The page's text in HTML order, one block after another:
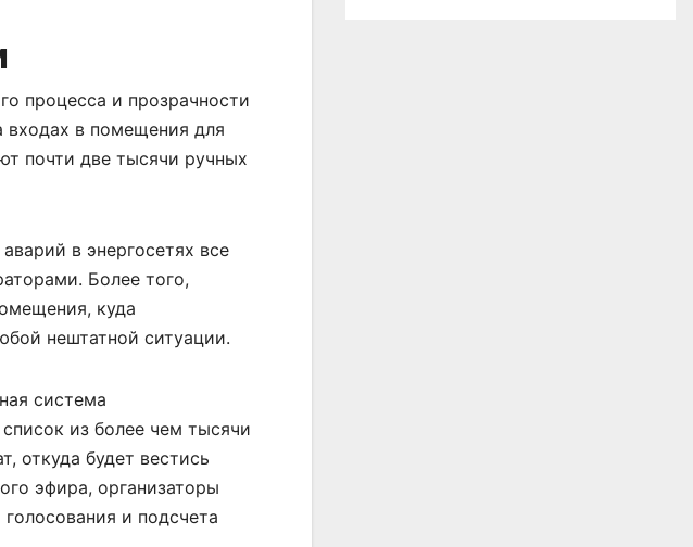
процесса и прозрачности
входах в помещения для
почти две тысячи ручных
в энергосетях все
Более того,
куда
нештатной ситуации.
система
из более чем тысячи
откуда будет вестись
эфира, организаторы
и подсчета